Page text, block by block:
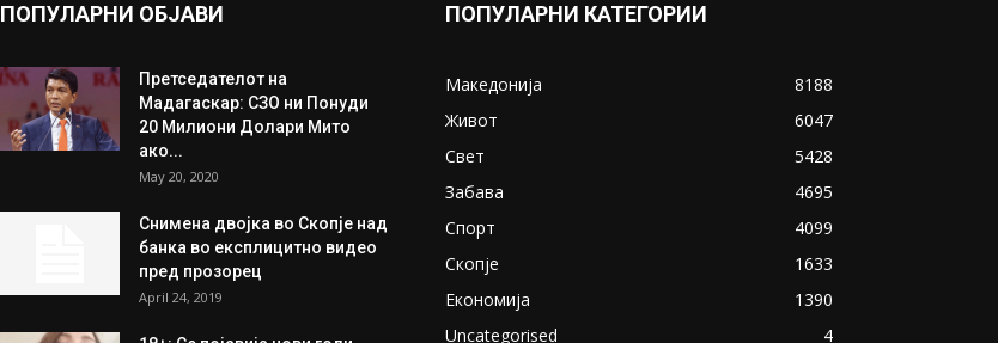
ПОПУЛАРНИ ОБЈАВИ
Претседателот на
Мадагаскар: СЗО ни Понуди
20 Милиони Долари Мито
ако...
May 20, 2020
Снимена двојка во Скопје над
банка во експлицитно видео
пред прозорец
April 24, 2019
ПОПУЛАРНИ КАТЕГОРИИ
Македонија
8188
Живот
6047
Свет
5428
Забава
4695
Спорт
4099
Скопје
1633
Економија
1390
Uncategorised
4